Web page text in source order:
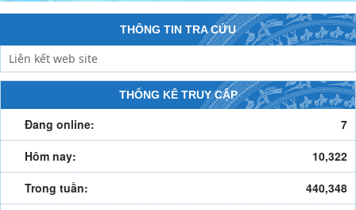
THÔNG TIN TRA CỨU
THỐNG KÊ TRUY CẬP
Đang online:
7
Hôm nay:
10,322
Trong tuần:
440,348